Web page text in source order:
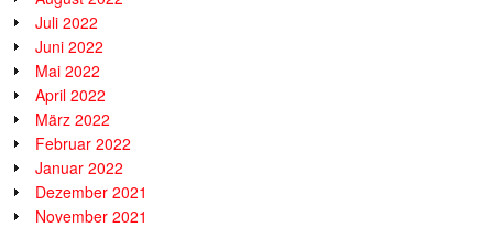
Juli 2022
Juni 2022
Mai 2022
April 2022
März 2022
Februar 2022
Januar 2022
Dezember 2021
November 2021